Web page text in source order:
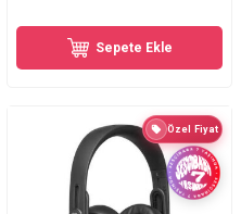
Sepete Ekle
Özel Fiyat